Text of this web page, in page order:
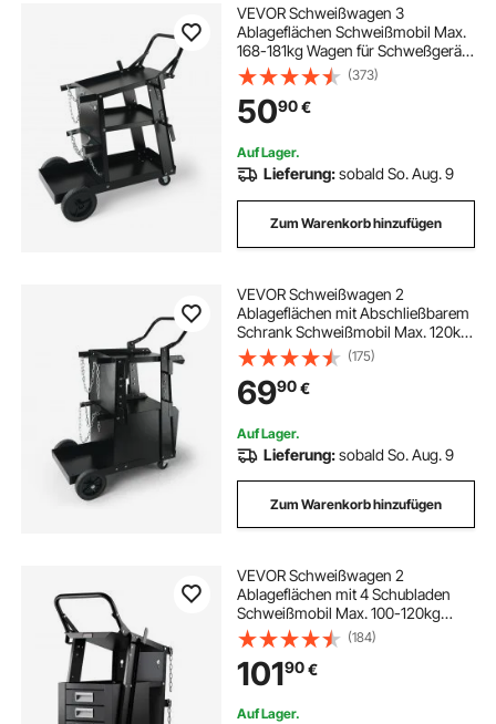
VEVOR Schweißwagen 3
Ablageflächen Schweißmobil Max.
168-181kg Wagen für Schweßgeräte
mit 2 Gasflaschenhalterung Ideal für
Handschweißen
Schutzgasschweißen Argon-
Lichtbogenschweißen
(373)
5090€
Auf Lager.
Lieferung:sobald So. Aug. 9
Zum Warenkorb hinzufügen
VEVOR Schweißwagen 2
Ablageflächen mit Abschließbarem
Schrank Schweißmobil Max. 120kg
Schweßgeräte Wagen mit 2
Gasflaschenhalterung Ideal für
Handschweißen
Schutzgasschweißen Argon-
Lichtbogenschweißen
(175)
6990€
Auf Lager.
Lieferung:sobald So. Aug. 9
Zum Warenkorb hinzufügen
VEVOR Schweißwagen 2
Ablageflächen mit 4 Schubladen
Schweißmobil Max. 100-120kg
Wagen für Schweßgeräte mit 2
Gasflaschenhalterung Ideal für
Handschweißen
Schutzgasschweißen Argon-
Lichtbogenschweißen
(184)
10190€
Auf Lager.